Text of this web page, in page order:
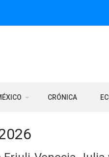
CRÓNICA